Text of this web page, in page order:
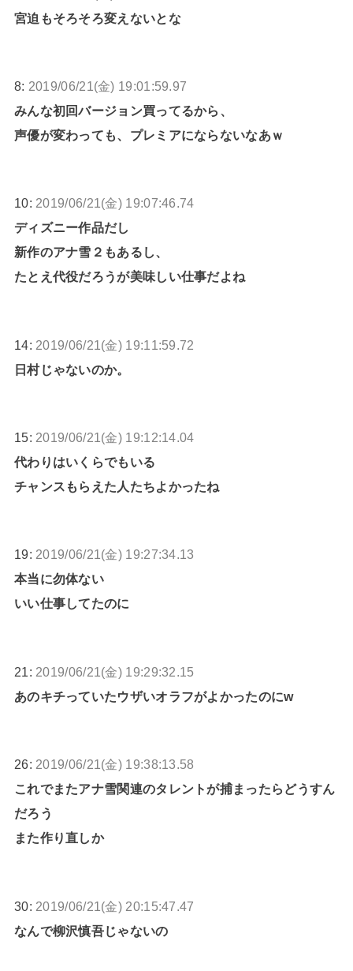
宮迫もそろそろ変えないとな
8: 2019/06/21(金) 19:01:59.97
みんな初回バージョン買ってるから、
声優が変わっても、プレミアにならないなあｗ
10: 2019/06/21(金) 19:07:46.74
ディズニー作品だし
新作のアナ雪２もあるし、
たとえ代役だろうが美味しい仕事だよね
14: 2019/06/21(金) 19:11:59.72
日村じゃないのか。
15: 2019/06/21(金) 19:12:14.04
代わりはいくらでもいる
チャンスもらえた人たちよかったね
19: 2019/06/21(金) 19:27:34.13
本当に勿体ない
いい仕事してたのに
21: 2019/06/21(金) 19:29:32.15
あのキチっていたウザいオラフがよかったのにw
26: 2019/06/21(金) 19:38:13.58
これでまたアナ雪関連のタレントが捕まったらどうすん
だろう
また作り直しか
30: 2019/06/21(金) 20:15:47.47
なんで柳沢慎吾じゃないの